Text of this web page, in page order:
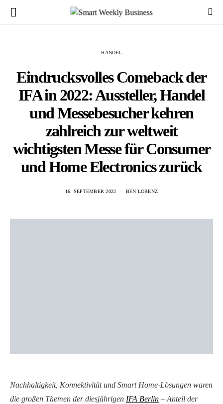
HANDEL
Eindrucksvolles Comeback der
IFA in 2022: Aussteller, Handel
und Messebesucher kehren
zahlreich zur weltweit
wichtigsten Messe für Consumer
und Home Electronics zurück
16. SEPTEMBER 2022 BEN LORENZ
Nachhaltigkeit, Konnektivität und Smart Home-Lösungen waren
die großen Themen der diesjährigen IFA Berlin – Anteil der